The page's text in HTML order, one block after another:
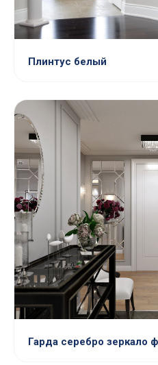
Плинтус белый
Гарда серебро зеркало